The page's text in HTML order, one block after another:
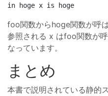
foo関数からhoge関数が呼
参照される x はfoo関数が
なっています。
まとめ
本書で説明されている静的